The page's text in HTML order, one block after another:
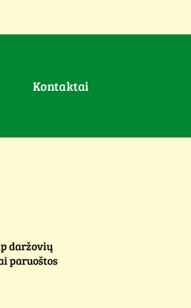
Kontaktai
daržovių
paruoštos